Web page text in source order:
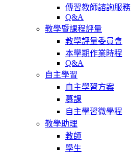
傳習教師諮詢服務
Q&A
教學暨課程評量
教學評量委員會
本學期作業時程
Q&A
自主學習
自主學習方案
募課
自主學習微學程
教學助理
教師
學生